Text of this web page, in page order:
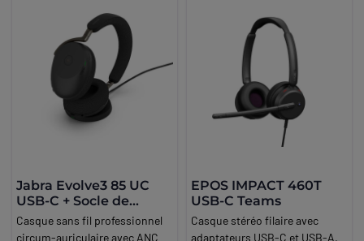
Jabra Evolve3 85 UC
USB-C + Socle de
charge
Casque sans fil professionnel
circum-auriculaire avec ANC
EPOS IMPACT 460T
USB-C Teams
Casque stéréo filaire avec
adaptateurs USB-C et USB-A,